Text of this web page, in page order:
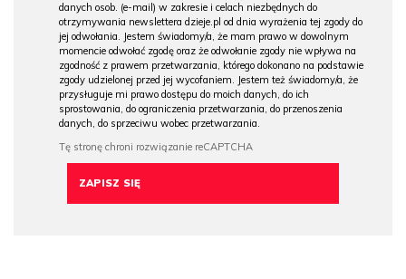
danych osob. (e-mail) w zakresie i celach niezbędnych do
otrzymywania newslettera dzieje.pl od dnia wyrażenia tej zgody do
jej odwołania. Jestem świadomy/a, że mam prawo w dowolnym
momencie odwołać zgodę oraz że odwołanie zgody nie wpływa na
zgodność z prawem przetwarzania, którego dokonano na podstawie
zgody udzielonej przed jej wycofaniem. Jestem też świadomy/a, że
przysługuje mi prawo dostępu do moich danych, do ich
sprostowania, do ograniczenia przetwarzania, do przenoszenia
danych, do sprzeciwu wobec przetwarzania.